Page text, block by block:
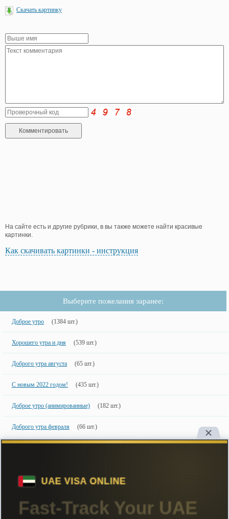
Скачать картинку
На сайте есть и другие рубрики, в вы также можете найти красивые
картинки.
Как скачивать картинки - инструкция
Выберите пожелания заранее:
Доброе утро (1384 шт.)
Хорошего утра и дня (539 шт.)
Доброго утра августа (65 шт.)
С новым 2022 годом! (435 шт.)
Доброе утро (анимированные) (182 шт.)
Доброго утра февраля (66 шт.)
Новинки
50 шт.
50 недавно добавленных фото с именами.
Большинство картинок созданы специально для сайта, поэтому
настоятельно рекомендуем ставить ссылку на сайт при их использовании.